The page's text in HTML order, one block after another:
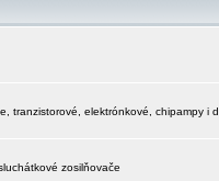
tranzistorové, elektrónkové, chipampy i
zosilňovače